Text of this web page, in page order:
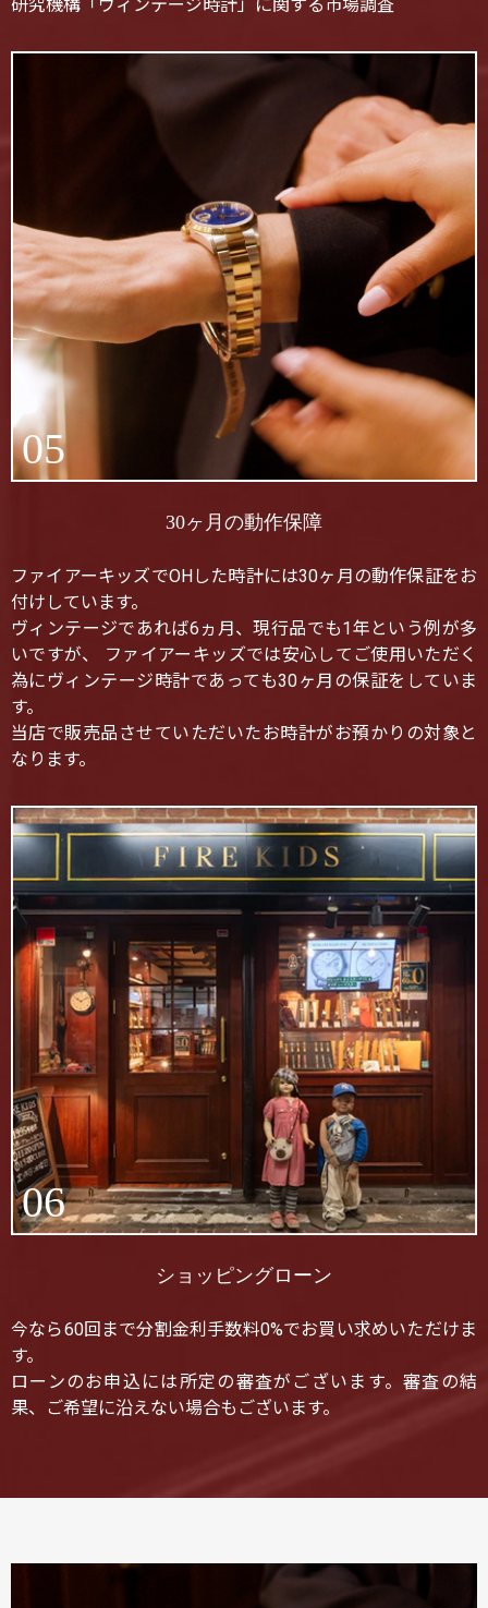
研究機構「ヴィンテージ時計」に関する市場調査
05
30ヶ月の動作保障
ファイアーキッズでOHした時計には30ヶ月の動作保証をお
付けしています。
ヴィンテージであれば6ヵ月、現行品でも1年という例が多
いですが、 ファイアーキッズでは安心してご使用いただく
為にヴィンテージ時計であっても30ヶ月の保証をしていま
す。
当店で販売品させていただいたお時計がお預かりの対象と
なります。
06
ショッピングローン
今なら60回まで分割金利手数料0%でお買い求めいただけま
す。
ローンのお申込には所定の審査がございます。審査の結
果、ご希望に沿えない場合もございます。